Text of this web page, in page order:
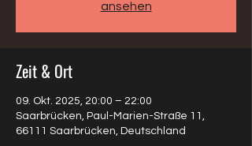
ansehen
Zeit & Ort
09. Okt. 2025, 20:00 – 22:00
Saarbrücken, Paul-Marien-Straße 11,
66111 Saarbrücken, Deutschland